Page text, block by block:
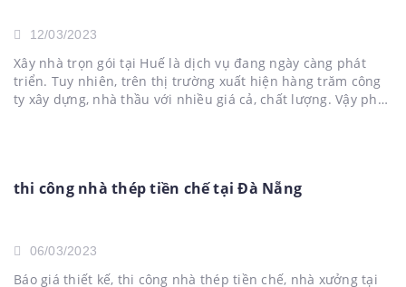
12/03/2023
Xây nhà trọn gói tại Huế là dịch vụ đang ngày càng phát
triển. Tuy nhiên, trên thị trường xuất hiện hàng trăm công
ty xây dựng, nhà thầu với nhiều giá cả, chất lượng. Vậy phải
thi công nhà thép tiền chế tại Đà Nẵng
06/03/2023
Báo giá thiết kế, thi công nhà thép tiền chế, nhà xưởng tại